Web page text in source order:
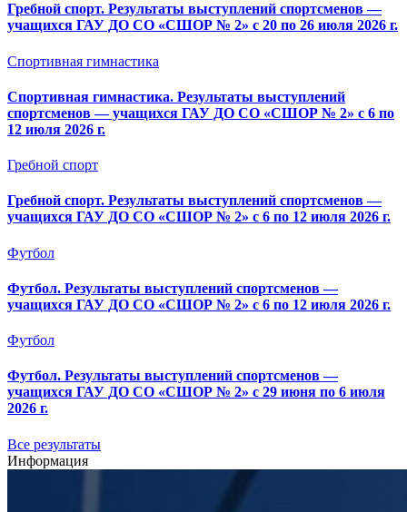
Гребной спорт. Результаты выступлений спортсменов —
учащихся ГАУ ДО СО «СШОР № 2» с 20 по 26 июля 2026 г.
Спортивная гимнастика
Спортивная гимнастика. Результаты выступлений
спортсменов — учащихся ГАУ ДО СО «СШОР № 2» с 6 по
12 июля 2026 г.
Гребной спорт
Гребной спорт. Результаты выступлений спортсменов —
учащихся ГАУ ДО СО «СШОР № 2» с 6 по 12 июля 2026 г.
Футбол
Футбол. Результаты выступлений спортсменов —
учащихся ГАУ ДО СО «СШОР № 2» с 6 по 12 июля 2026 г.
Футбол
Футбол. Результаты выступлений спортсменов —
учащихся ГАУ ДО СО «СШОР № 2» с 29 июня по 6 июля
2026 г.
Все результаты
Информация